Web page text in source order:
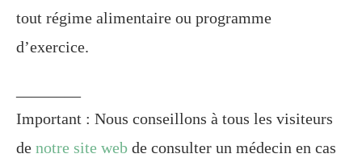
tout régime alimentaire ou programme
d’exercice.
Important : Nous conseillons à tous les visiteurs
de notre site web de consulter un médecin en cas